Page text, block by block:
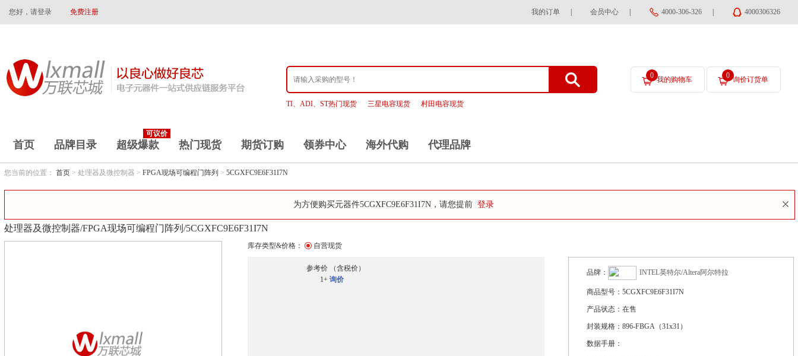
您好，请登录 免费注册 我的订单 会员中心 4000-306-326 4000306326
TI、ADI、ST热门现货 三星电容现货 村田电容现货
0 我的购物车 0 询价订货单
首页 品牌目录
可议价
超级爆款 热门现货 期货订购 领券中心 海外代购 代理品牌
您当前的位置： 首页 > 处理器及微控制器 > FPGA现场可编程门阵列 > 5CGXFC9E6F31I7N
为方便购买元器件5CGXFC9E6F31I7N，请您提前 登录
处理器及微控制器/FPGA现场可编程门阵列/5CGXFC9E6F31I7N
库存类型&价格： 自营现货
参考价
（含税价）
1+ 询价
品牌： INTEL英特尔/Altera阿尔特拉
商品型号： 5CGXFC9E6F31I7N
产品状态： 在售
封装规格： 896-FBGA（31x31）
数据手册：